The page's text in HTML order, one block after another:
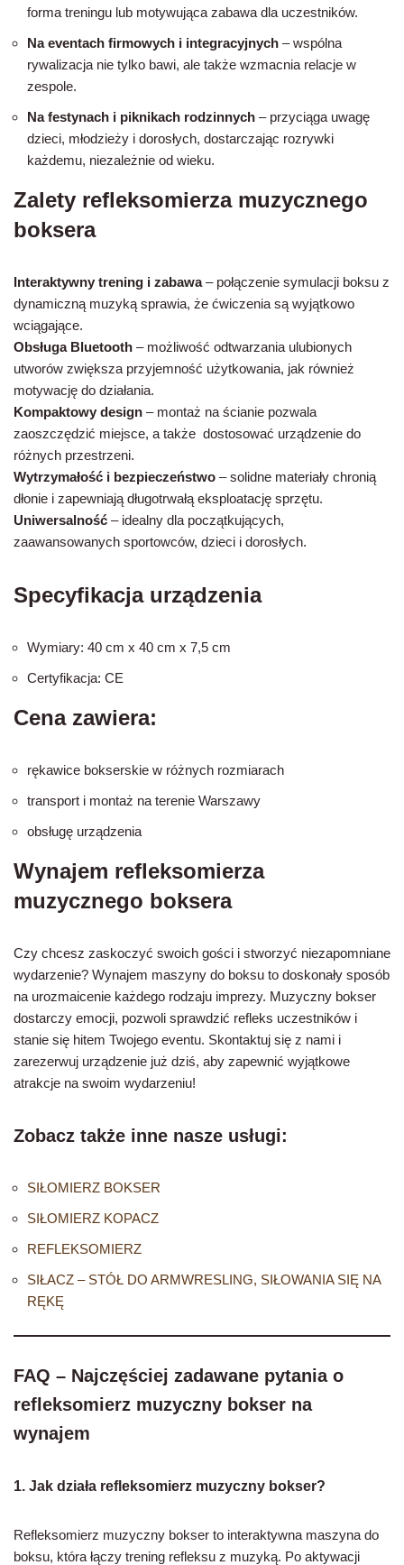
forma treningu lub motywująca zabawa dla uczestników.
Na eventach firmowych i integracyjnych – wspólna
rywalizacja nie tylko bawi, ale także wzmacnia relacje w
zespole.
Na festynach i piknikach rodzinnych – przyciąga uwagę
dzieci, młodzieży i dorosłych, dostarczając rozrywki
każdemu, niezależnie od wieku.
Zalety refleksomierza muzycznego
boksera
Interaktywny trening i zabawa– połączenie symulacji boksu z
dynamiczną muzyką sprawia, że ćwiczenia są wyjątkowo
wciągające.
Obsługa Bluetooth – możliwość odtwarzania ulubionych
utworów zwiększa przyjemność użytkowania, jak również
motywację do działania.
Kompaktowy design – montaż na ścianie pozwala
zaoszczędzić miejsce, a także dostosować urządzenie do
różnych przestrzeni.
Wytrzymałość i bezpieczeństwo – solidne materiały chronią
dłonie i zapewniają długotrwałą eksploatację sprzętu.
Uniwersalność – idealny dla początkujących,
zaawansowanych sportowców, dzieci i dorosłych.
Specyfikacja urządzenia
Wymiary: 40 cm x 40 cm x 7,5 cm
Certyfikacja: CE
Cena zawiera:
rękawice bokserskie w różnych rozmiarach
transport i montaż na terenie Warszawy
obsługę urządzenia
Wynajem refleksomierza
muzycznego boksera
Czy chcesz zaskoczyć swoich gości i stworzyć niezapomniane
wydarzenie? Wynajem maszyny do boksu to doskonały sposób
na urozmaicenie każdego rodzaju imprezy. Muzyczny bokser
dostarczy emocji, pozwoli sprawdzić refleks uczestników i
stanie się hitem Twojego eventu. Skontaktuj się z nami i
zarezerwuj urządzenie już dziś, aby zapewnić wyjątkowe
atrakcje na swoim wydarzeniu!
Zobacz także inne nasze usługi:
SIŁOMIERZ BOKSER
SIŁOMIERZ KOPACZ
REFLEKSOMIERZ
SIŁACZ – STÓŁ DO ARMWRESLING, SIŁOWANIA SIĘ NA
RĘKĘ
FAQ – Najczęściej zadawane pytania o
refleksomierz muzyczny bokser na
wynajem
1. Jak działa refleksomierz muzyczny bokser?
Refleksomierz muzyczny bokser to interaktywna maszyna do
boksu, która łączy trening refleksu z muzyką. Po aktywacji